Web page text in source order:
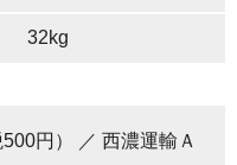
32kg
円） ／ 西濃運輸Ａ